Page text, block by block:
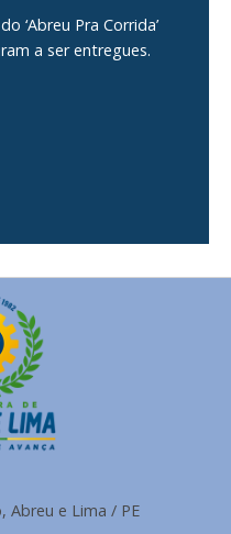
‘Abreu Pra Corrida’
a ser entregues.
Abreu e Lima / PE